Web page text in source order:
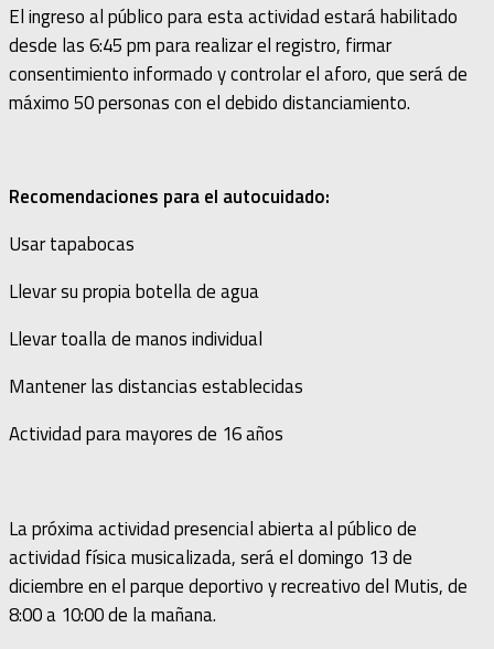
El ingreso al público para esta actividad estará habilitado
desde las 6:45 pm para realizar el registro, firmar
consentimiento informado y controlar el aforo, que será de
máximo 50 personas con el debido distanciamiento.
Recomendaciones para el autocuidado:
Usar tapabocas
Llevar su propia botella de agua
Llevar toalla de manos individual
Mantener las distancias establecidas
Actividad para mayores de 16 años
La próxima actividad presencial abierta al público de
actividad física musicalizada, será el domingo 13 de
diciembre en el parque deportivo y recreativo del Mutis, de
8:00 a 10:00 de la mañana.